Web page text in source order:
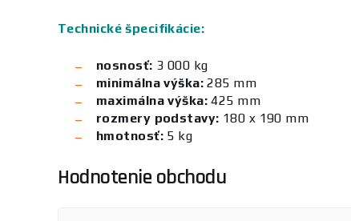
Technické špecifikácie:
nosnosť: 3 000 kg
minimálna výška: 285 mm
maximálna výška: 425 mm
rozmery podstavy: 180 x 190 mm
hmotnosť:5 kg
Hodnotenie obchodu